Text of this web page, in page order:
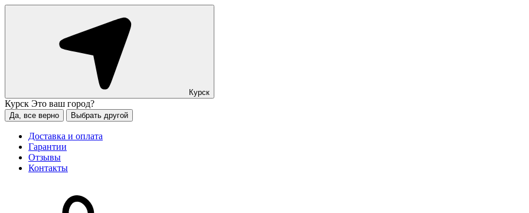
Курск
Курск Это ваш город?
Да, все верно Выбрать другой
Доставка и оплата
Гарантии
Отзывы
Контакты